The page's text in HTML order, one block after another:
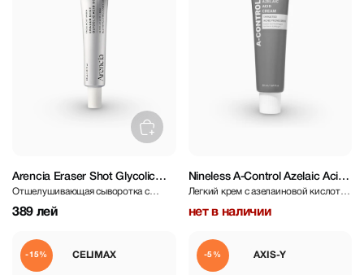
Arencia Eraser Shot Glycolic
Acid Booster
Отшелушивающая сыворотка с
Гликолевой Кислотой
389 лей
Nineless A-Control Azelaic Acid
Cream 50 ml
Легкий крем с азелаиновой кислотой
нет в наличии
CELIMAX
-15% AXIS-Y
-5%